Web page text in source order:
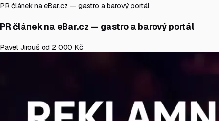
PR článek na eBar.cz — gastro a barový portál
PR článek na eBar.cz — gastro a barový portál
Pavel Jirouš od 2 000 Kč